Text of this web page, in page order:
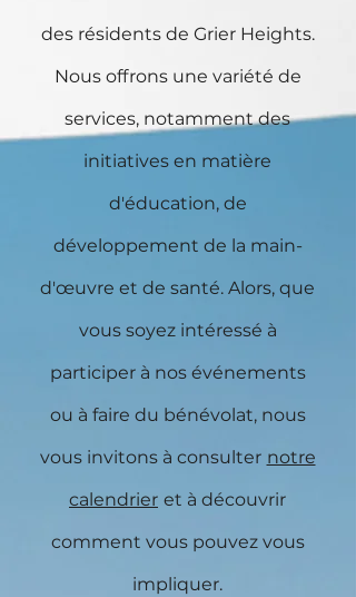
des résidents de Grier Heights.
Nous offrons une variété de
services, notamment des
initiatives en matière
d'éducation, de
développement de la main-
d'œuvre et de santé. Alors, que
vous soyez intéressé à
participer à nos événements
ou à faire du bénévolat, nous
vous invitons à consulter notre
calendrier et à découvrir
comment vous pouvez vous
impliquer.